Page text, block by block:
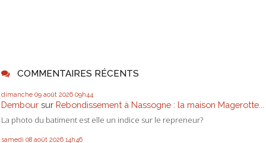
COMMENTAIRES RÉCENTS
dimanche 09 août 2026 09h44
Dembour sur Rebondissement à Nassogne : la maison Magerotte...
La photo du batiment est elle un indice sur le repreneur?
samedi 08 août 2026 14h46